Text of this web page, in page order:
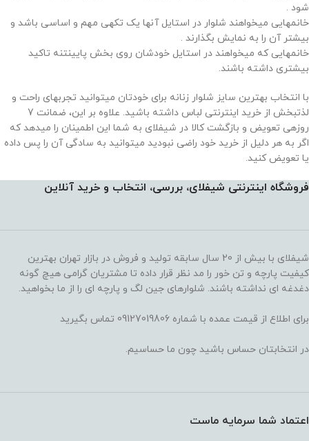
شود .
خانمهایی میخواهند شلوار در استایل آنها یک تکهی مهم و اساسی باشد و
بیشتر آن را به نمایش بگذارند .
خانمهایی که میخواهند در استایل خودشان روی بخش پایینتنه تاکید
بیشتری داشته باشند.
با انتخاب بهترین سایز شلوار زنانه برای خودتان میتوانید تجربهای راحت و
لذتبخش از خرید اینترنتی لباس داشته باشید. علاوه بر این، ضمانت 7
روزهی تعویض و بازگشت کالا در شیفلای به شما این اطمینان را میدهد که
اگر به هر دلیل از خرید خود راضی نبودید میتوانید به سادگی آن را پس داده
یا تعویض کنید.
فروشگاه اینترنتی شیفلای، بررسی، انتخاب و خرید آنلاین
شیفلای با بیش از 20 سال سابقه تولید و فروش در بازار تهران بهترین
کیفیت پارچه و تن خور را مد نظر قرار داده تا مشتریان گرامی هیچ گونه
دغدغه ای نداشته باشند. شلوارهای جین لگ و پارچه ای را از ما بخواهید.
برای اطلاع از قیمت عمده با شماره 09127019806 تماس بگیرید
در انتخابتان حساس باشید چون ما حساسیم.
اعتماد شما سرمایه ماست